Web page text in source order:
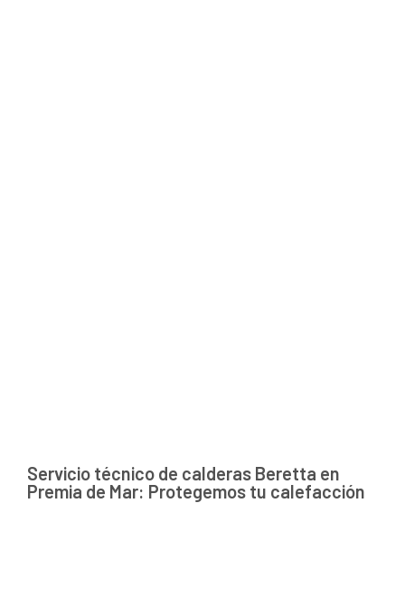
Servicio técnico de calderas Beretta en
Premia de Mar: Protegemos tu calefacción